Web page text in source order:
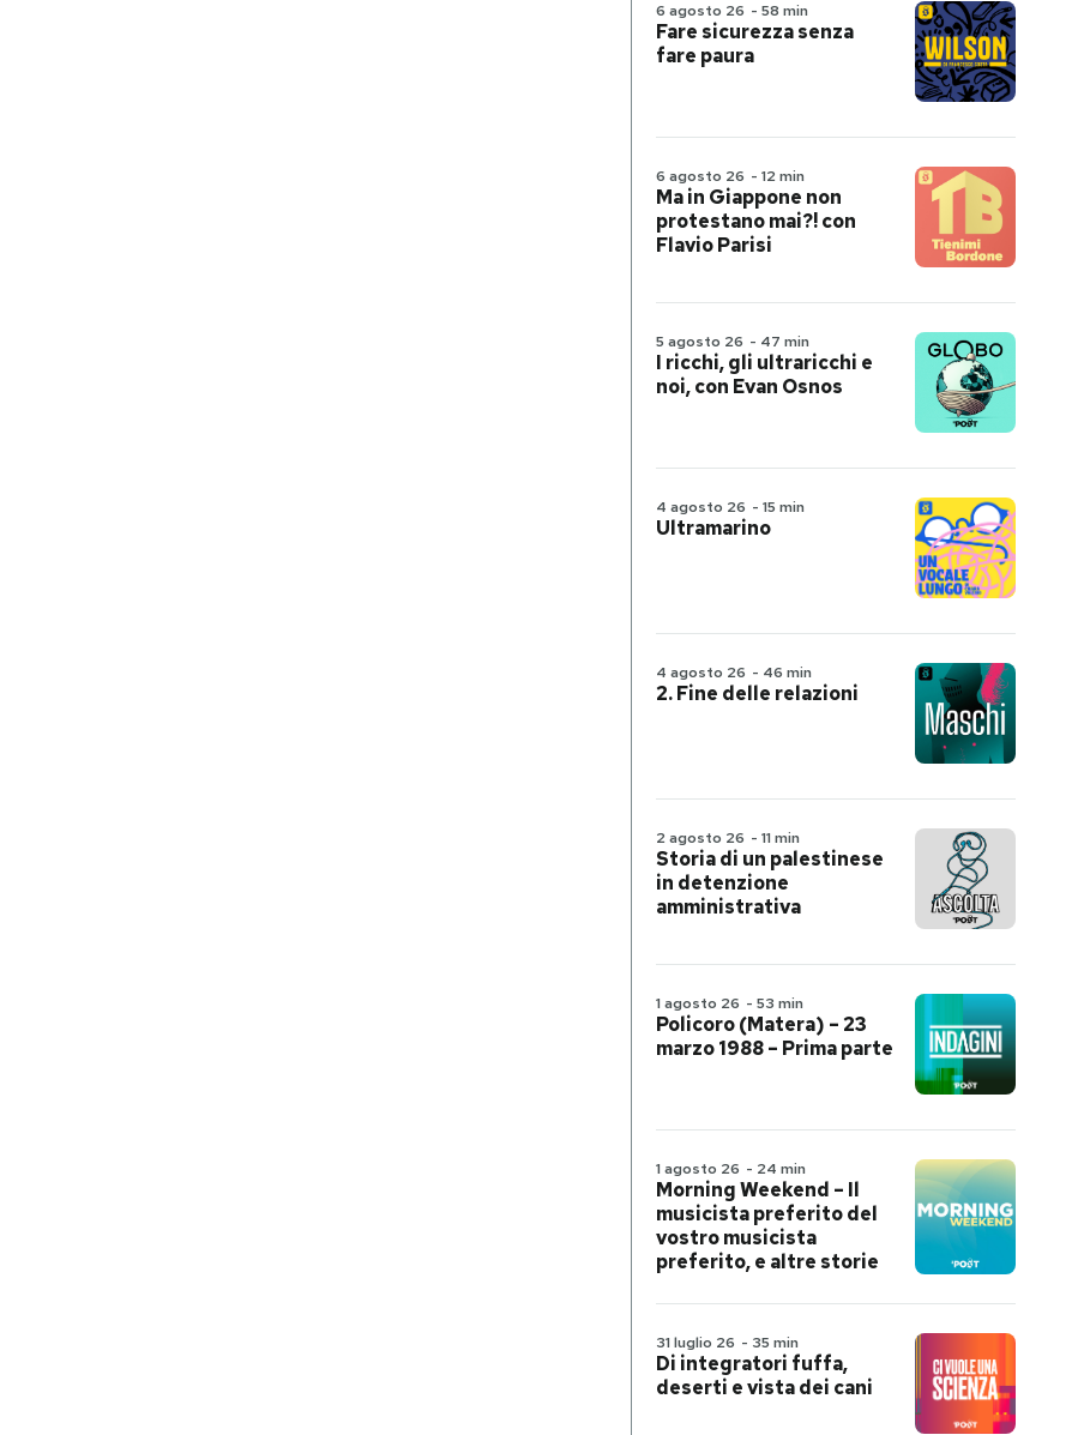
6 agosto 26 - 58 min
Fare sicurezza senza
fare paura
6 agosto 26 - 12 min
Ma in Giappone non
protestano mai?! con
Flavio Parisi
5 agosto 26 - 47 min
I ricchi, gli ultraricchi e
noi, con Evan Osnos
4 agosto 26 - 15 min
Ultramarino
4 agosto 26 - 46 min
2. Fine delle relazioni
2 agosto 26 - 11 min
Storia di un palestinese
in detenzione
amministrativa
1 agosto 26 - 53 min
Policoro (Matera) – 23
marzo 1988 – Prima parte
1 agosto 26 - 24 min
Morning Weekend – Il
musicista preferito del
vostro musicista
preferito, e altre storie
31 luglio 26 - 35 min
Di integratori fuffa,
deserti e vista dei cani